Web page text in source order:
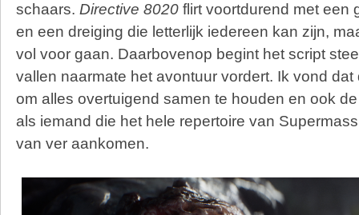
schaars. Directive 8020 flirt voortdurend met een
en een dreiging die letterlijk iedereen kan zijn,
vol voor gaan. Daarbovenop begint het script
vallen naarmate het avontuur vordert. Ik vond
om alles overtuigend samen te houden en ook
als iemand die het hele repertoire van
van ver aankomen.